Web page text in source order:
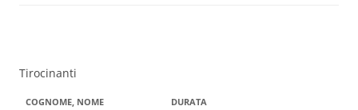
Tirocinanti
COGNOME, NOME DURATA